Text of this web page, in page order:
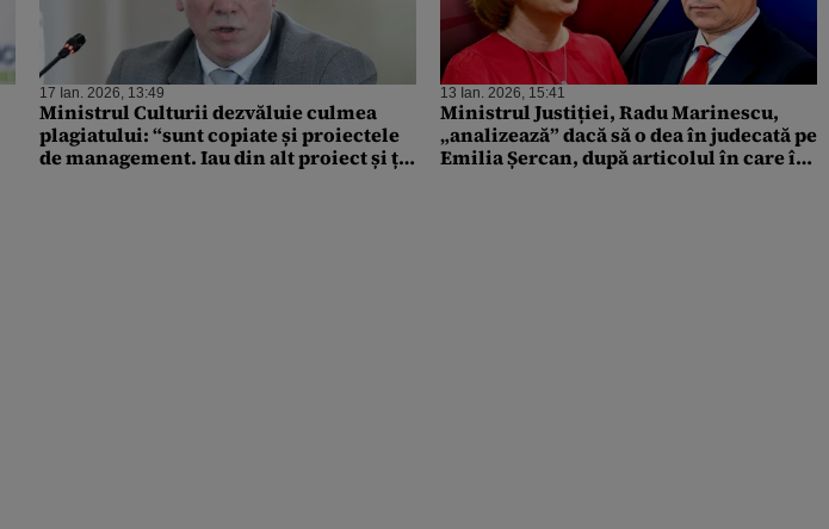
17 Ian. 2026, 13:49
Ministrul Culturii dezvăluie culmea
plagiatului: “sunt copiate și proiectele
de management. Iau din alt proiect și ți-
13 Ian. 2026, 15:41
Ministrul Justiției, Radu Marinescu,
„analizează” dacă să o dea în judecată pe
Emilia Șercan, după articolul în care îl